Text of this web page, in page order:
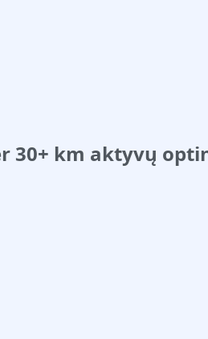
30+ km aktyvų